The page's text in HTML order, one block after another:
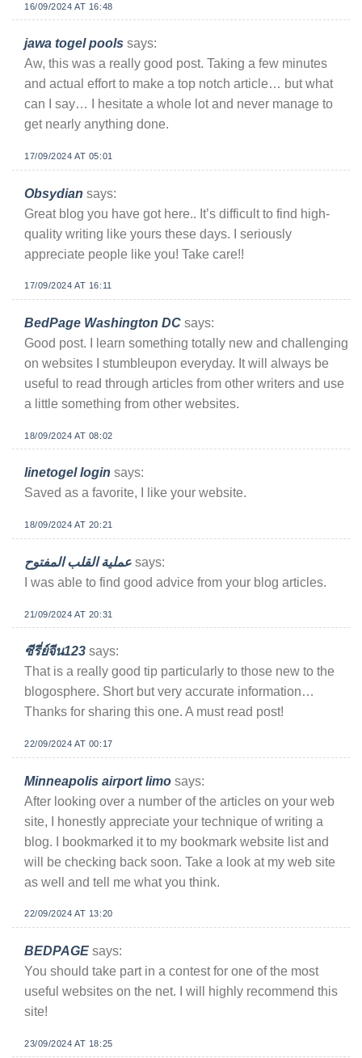
16/09/2024 AT 16:48
jawa togel pools says:
Aw, this was a really good post. Taking a few minutes
and actual effort to make a top notch article… but what
can I say… I hesitate a whole lot and never manage to
get nearly anything done.
17/09/2024 AT 05:01
Obsydian says:
Great blog you have got here.. It’s difficult to find high-
quality writing like yours these days. I seriously
appreciate people like you! Take care!!
17/09/2024 AT 16:11
BedPage Washington DC says:
Good post. I learn something totally new and challenging
on websites I stumbleupon everyday. It will always be
useful to read through articles from other writers and use
a little something from other websites.
18/09/2024 AT 08:02
linetogel login says:
Saved as a favorite, I like your website.
18/09/2024 AT 20:21
عملية القلب المفتوح says:
I was able to find good advice from your blog articles.
21/09/2024 AT 20:31
ซีรี่ย์จีน123 says:
That is a really good tip particularly to those new to the
blogosphere. Short but very accurate information…
Thanks for sharing this one. A must read post!
22/09/2024 AT 00:17
Minneapolis airport limo says:
After looking over a number of the articles on your web
site, I honestly appreciate your technique of writing a
blog. I bookmarked it to my bookmark website list and
will be checking back soon. Take a look at my web site
as well and tell me what you think.
22/09/2024 AT 13:20
BEDPAGE says:
You should take part in a contest for one of the most
useful websites on the net. I will highly recommend this
site!
23/09/2024 AT 18:25